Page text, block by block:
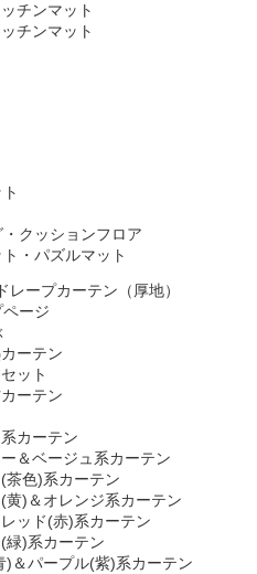
チンマット
チンマット
クッションフロア
・パズルマット
ドレープカーテン（厚地）
ージ
ーテン
ット
ーテン
カーテン
＆ベージュ系カーテン
茶色)系カーテン
黄)＆オレンジ系カーテン
ッド(赤)系カーテン
緑)系カーテン
)＆パープル(紫)系カーテン